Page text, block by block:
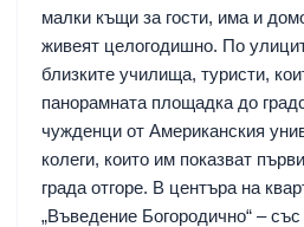
малки къщи за гости, има и
живеят целогодишно. По
близките училища, туристи,
панорамната площадка до
чужденци от Американския
колеги, които им показват
града отгоре. В центъра на
„Въведение Богородично“ –